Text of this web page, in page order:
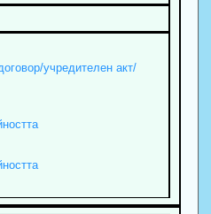
учредителен акт/